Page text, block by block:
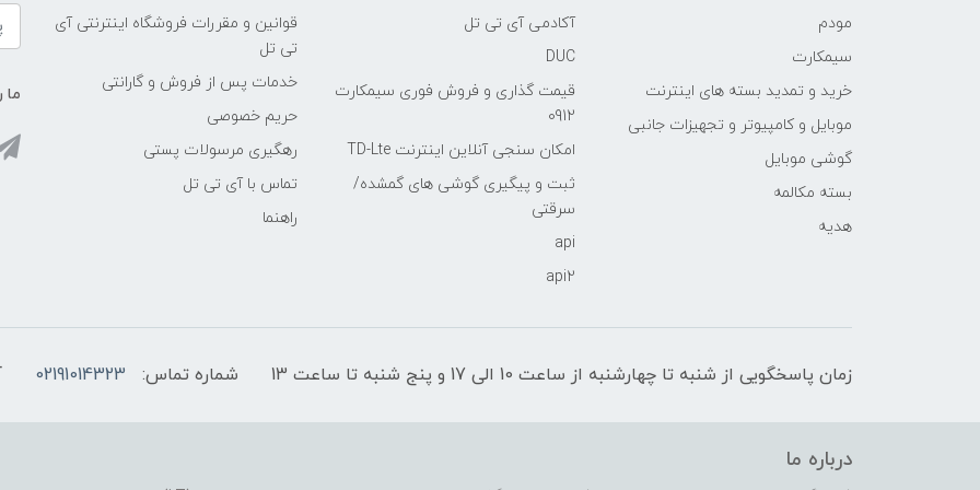
مودم
سیمکارت
خرید و تمدید بسته های اینترنت
موبایل و کامپیوتر و تجهیزات جانبی
گوشی موبایل
بسته مکالمه
هدیه
آکادمی آی تی تل
DUC
قیمت گذاری و فروش فوری سیمکارت
0912
امکان سنجی آنلاین اینترنت TD-Lte
ثبت و پیگیری گوشی های گمشده/
سرقتی
api
api2
قوانین و مقررات فروشگاه اینترنتی آی
تی تل
خدمات پس از فروش و گارانتی
حریم خصوصی
رهگیری مرسولات پستی
تماس با آی تی تل
راهنما
ما
زمان پاسخگویی از شنبه تا چهارشنبه از ساعت 10 الی 17 و پنج شنبه تا ساعت 13 شماره تماس: 02191014323
درباره ما